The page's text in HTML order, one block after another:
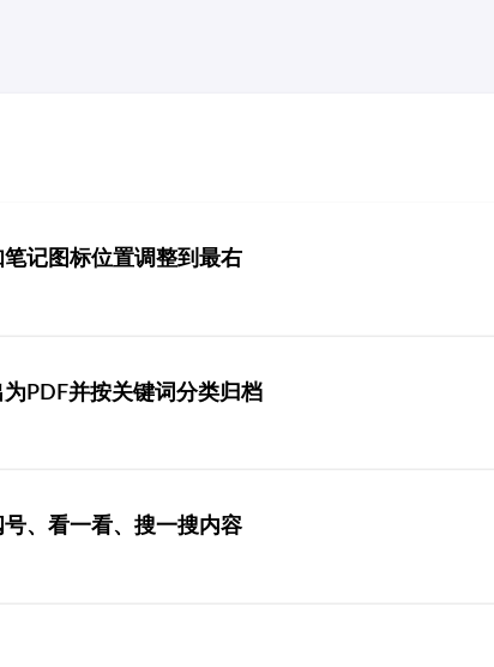
记图标位置调整到最右
PDF并按关键词分类归档
、看一看、搜一搜内容